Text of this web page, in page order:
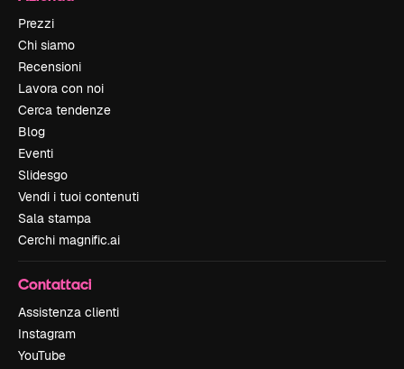
Prezzi
Chi siamo
Recensioni
Lavora con noi
Cerca tendenze
Blog
Eventi
Slidesgo
Vendi i tuoi contenuti
Sala stampa
Cerchi magnific.ai
Contattaci
Assistenza clienti
Instagram
YouTube